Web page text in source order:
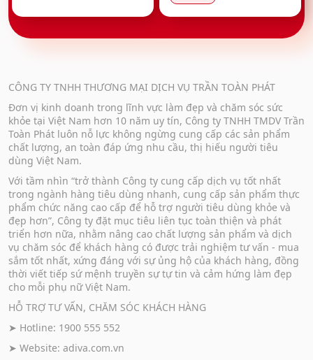
CÔNG TY TNHH THƯƠNG MẠI DỊCH VỤ TRẦN TOÀN PHÁT
Đơn vị kinh doanh trong lĩnh vực làm đẹp và chăm sóc sức
khỏe tại Việt Nam hơn 10 năm uy tín, Công ty TNHH TMDV Trần
Toàn Phát luôn nỗ lực không ngừng cung cấp các sản phẩm
chất lượng, an toàn đáp ứng nhu cầu, thị hiếu người tiêu
dùng Việt Nam.
Với tầm nhìn “trở thành Công ty cung cấp dịch vụ tốt nhất
trong ngành hàng tiêu dùng nhanh, cung cấp sản phẩm thực
phẩm chức năng cao cấp để hỗ trợ người tiêu dùng khỏe và
đẹp hơn”, Công ty đặt mục tiêu liên tục toàn thiện và phát
triển hơn nữa, nhằm nâng cao chất lượng sản phẩm và dịch
vụ chăm sóc để khách hàng có được trải nghiệm tư vấn - mua
sắm tốt nhất, xứng đáng với sự ủng hộ của khách hàng, đồng
thời viết tiếp sứ mệnh truyền sự tự tin và cảm hứng làm đẹp
cho mỗi phụ nữ Việt Nam.
HỖ TRỢ TƯ VẤN, CHĂM SÓC KHÁCH HÀNG
➤ Hotline: 1900 555 552
➤ Website: adiva.com.vn